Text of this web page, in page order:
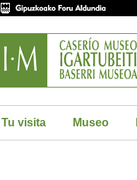
Tu visita Museo